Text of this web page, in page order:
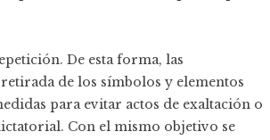
De esta forma, las
de los símbolos y elementos
para evitar actos de exaltación o
Con el mismo objetivo se